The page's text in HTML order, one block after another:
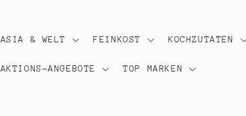
ASIA & WELT FEINKOST KOCHZUTATEN
AKTIONS-ANGEBOTE TOP MARKEN